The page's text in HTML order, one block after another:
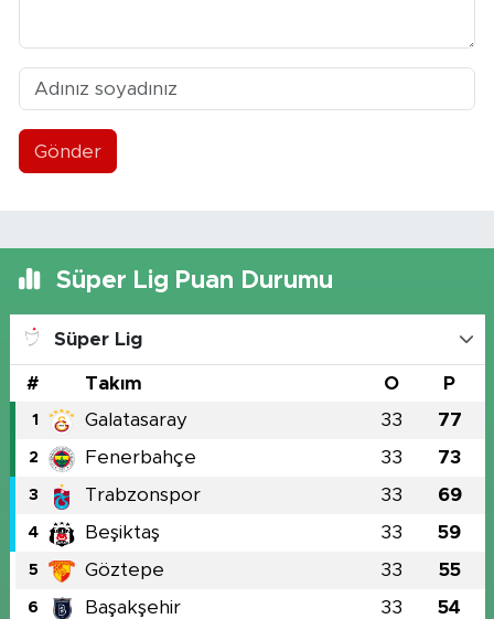
Gönder
Süper Lig Puan Durumu
Süper Lig
# Takım O P
1 Galatasaray 33 77
2 Fenerbahçe 33 73
3 Trabzonspor 33 69
4 Beşiktaş 33 59
5 Göztepe 33 55
6 Başakşehir 33 54